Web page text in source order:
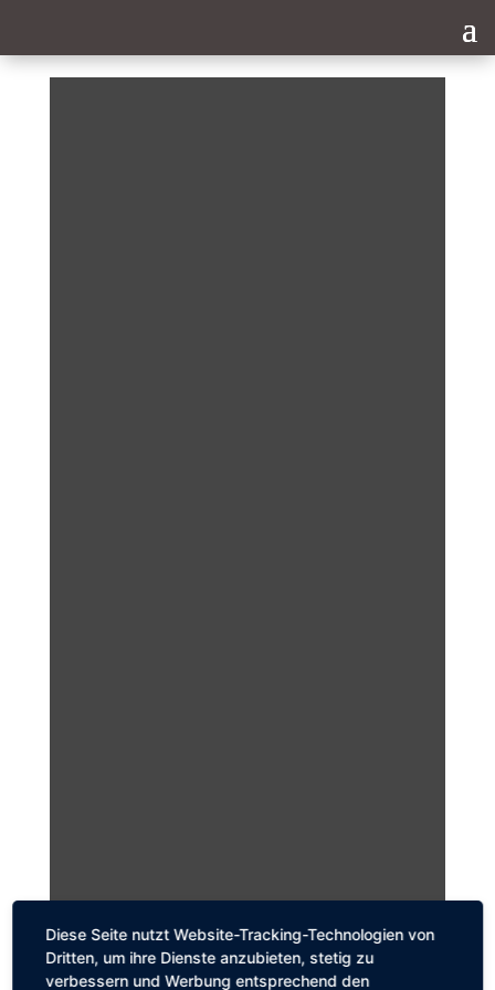
Diese Seite nutzt Website-Tracking-Technologien von
Dritten, um ihre Dienste anzubieten, stetig zu
verbessern und Werbung entsprechend den